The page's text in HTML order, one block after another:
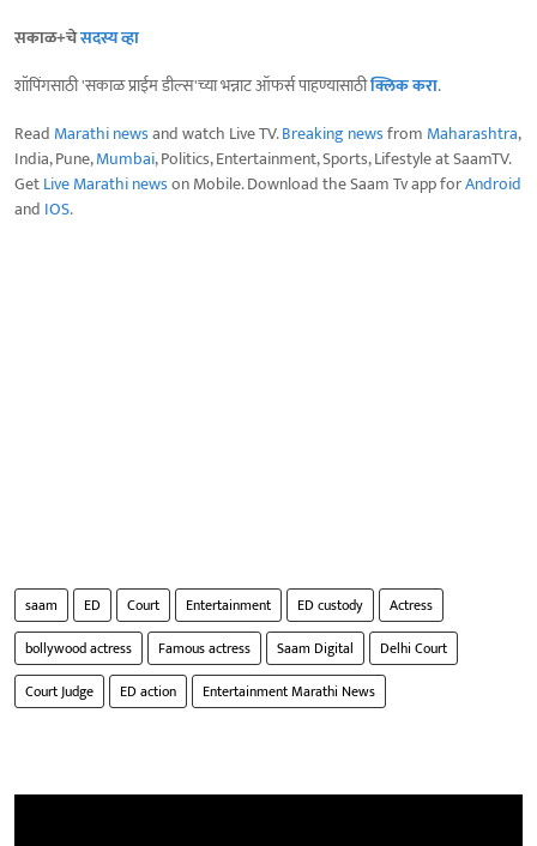
सकाळ+चेसदस्य व्हा
शॉपिंगसाठी 'सकाळ प्राईम डील्स'च्या भन्नाट ऑफर्स पाहण्यासाठीक्लिक करा.
Read Marathi newsand watch Live TV.Breaking newsfrom Maharashtra,
India, Pune,Mumbai, Politics, Entertainment, Sports, Lifestyle at SaamTV.
GetLive Marathi newson Mobile. Download the Saam Tv app forAndroid
and IOS.
saam ED Court Entertainment ED custody
Actress
bollywood actress
Famous actress Saam Digital
Delhi Court
Court Judge
ED action Entertainment Marathi News